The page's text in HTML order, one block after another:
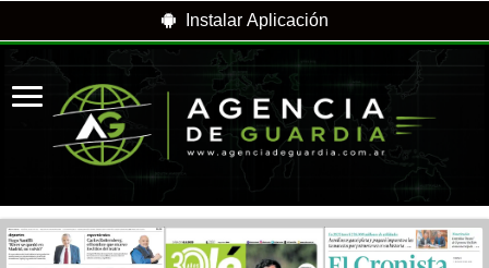
Instalar Aplicación